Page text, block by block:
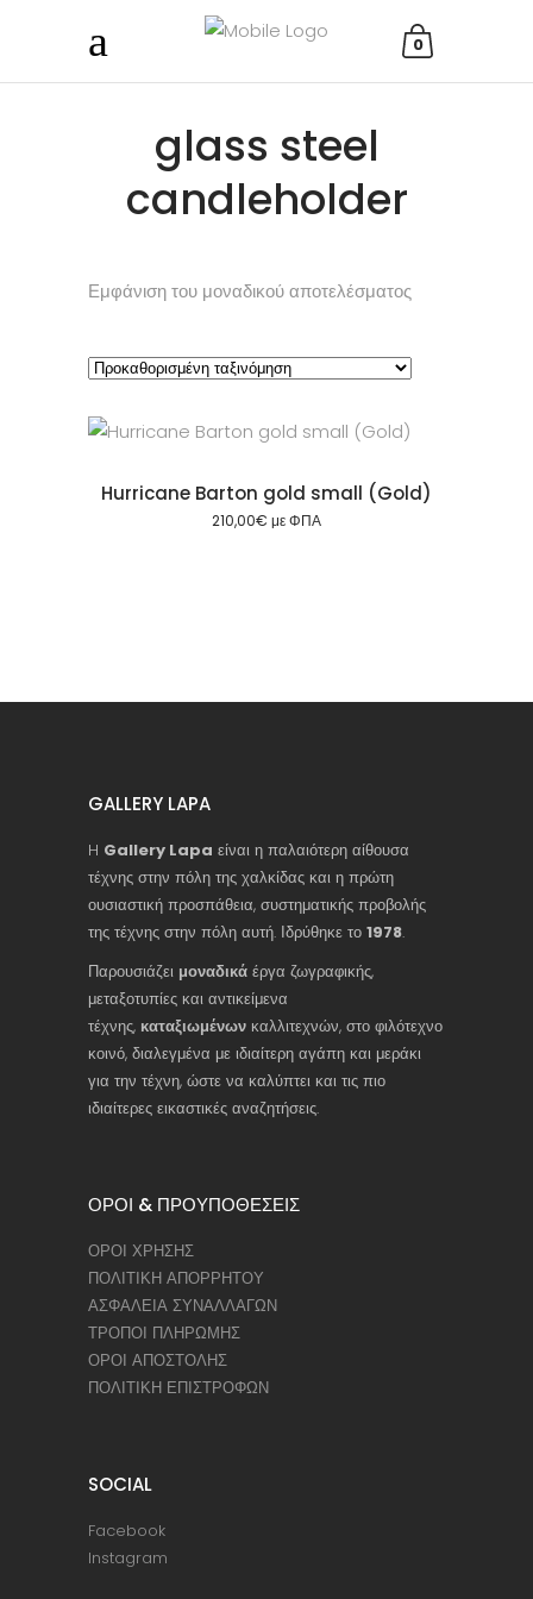
0
glass steel
candleholder
Εμφάνιση του μοναδικού αποτελέσματος
Hurricane Barton gold small (Gold)
210,00€ με ΦΠΑ
GALLERY LAPA
H Gallery Lapa είναι η παλαιότερη αίθουσα
τέχνης στην πόλη της χαλκίδας και η πρώτη
ουσιαστική προσπάθεια, συστηματικής προβολής
της τέχνης στην πόλη αυτή. Ιδρύθηκε το 1978.
Παρουσιάζει μοναδικά έργα ζωγραφικής,
μεταξοτυπίες και αντικείμενα
τέχνης, καταξιωμένων καλλιτεχνών, στο φιλότεχνο
κοινό, διαλεγμένα με ιδιαίτερη αγάπη και μεράκι
για την τέχνη, ώστε να καλύπτει και τις πιο
ιδιαίτερες εικαστικές αναζητήσεις.
ΟΡΟΙ & ΠΡΟΥΠΟΘΕΣΕΙΣ
ΟΡΟΙ ΧΡΗΣΗΣ
ΠΟΛΙΤΙΚΗ ΑΠΟΡΡΗΤΟΥ
ΑΣΦΑΛΕΙΑ ΣΥΝΑΛΛΑΓΩΝ
ΤΡΟΠΟΙ ΠΛΗΡΩΜΗΣ
ΟΡΟΙ ΑΠΟΣΤΟΛΗΣ
ΠΟΛΙΤΙΚΗ ΕΠΙΣΤΡΟΦΩΝ
SOCIAL
Facebook
Instagram